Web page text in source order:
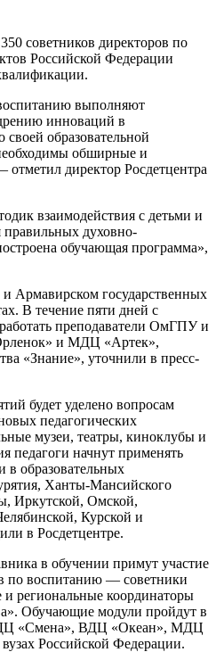
советников директоров по
Российской Федерации
выполняют
инноваций в
своей образовательной
обширные и
директор Росдетцентра
взаимодействия с детьми и
духовно-
обучающая программа»,
Армавирском государственных
В течение пяти дней с
преподаватели ОмГПУ и
и МДЦ «Артек»,
«Знание», уточнили в пресс-
будет уделено вопросам
педагогических
музеи, театры, киноклубы и
педагоги начнут применять
в образовательных
Ханты-Мансийского
Иркутской, Омской,
Курской и
в Росдетцентре.
в обучении примут участие
по воспитанию — советники
региональные координаторы
Обучающие модули пройдут в
«Смена», ВДЦ «Океан», МДЦ
Российской Федерации.